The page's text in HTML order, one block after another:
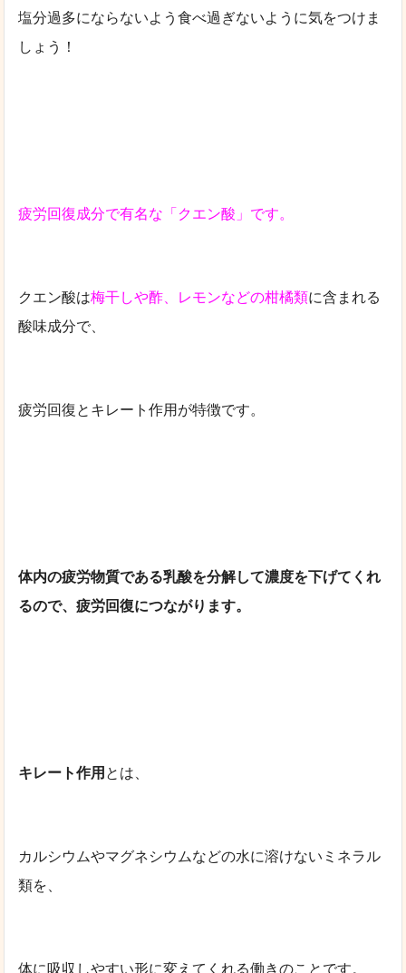
塩分過多にならないよう食べ過ぎないように気をつけま
しょう！
疲労回復成分で有名な「クエン酸」です。
クエン酸は梅干しや酢、レモンなどの柑橘類に含まれる
酸味成分で、
疲労回復とキレート作用が特徴です。
体内の疲労物質である乳酸を分解して濃度を下げてくれ
るので、疲労回復につながります。
キレート作用 とは、
カルシウムやマグネシウムなどの水に溶けないミネラル
類を、
体に吸収しやすい形に変えてくれる働きのことです。